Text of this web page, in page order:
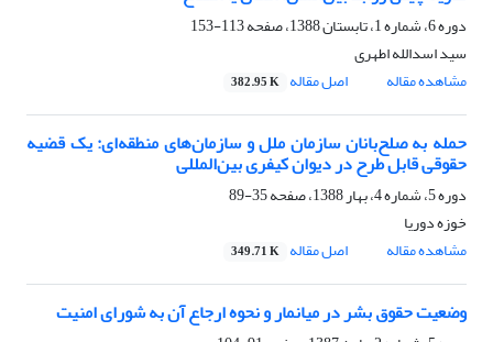
دوره 6، شماره 1، تابستان 1388، صفحه
113-153
سید اسدالله اطهری
مشاهده مقاله
اصل مقاله 382.95 K
حمله به صلح‌بانان سازمان ملل و سازمان‌های منطقه‌ای: یک قضیه
حقوقی قابل طرح در دیوان کیفری بین‌المللی
دوره 5، شماره 4، بهار 1388، صفحه
35-89
خوزه دوریا
مشاهده مقاله
اصل مقاله 349.71 K
وضعیت حقوق بشر در میانمار و نحوه ارجاع آن به شورای امنیت